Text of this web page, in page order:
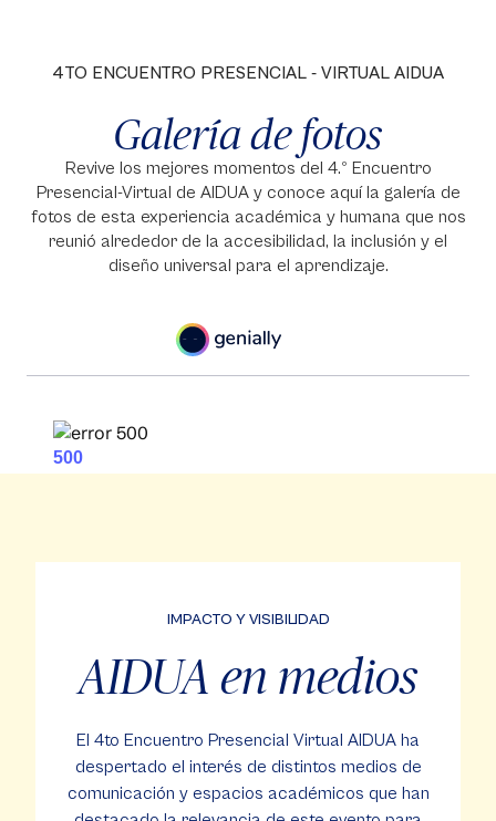
4TO ENCUENTRO PRESENCIAL - VIRTUAL AIDUA
Galería de fotos
Revive los mejores momentos del 4.º Encuentro
Presencial-Virtual de AIDUA y conoce aquí la galería de
fotos de esta experiencia académica y humana que nos
reunió alrededor de la accesibilidad, la inclusión y el
diseño universal para el aprendizaje.
IMPACTO Y VISIBILIDAD
AIDUA en medios
El 4to Encuentro Presencial Virtual AIDUA ha
despertado el interés de distintos medios de
comunicación y espacios académicos que han